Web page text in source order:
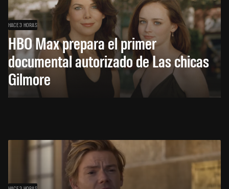
HACE 3 HORAS
HBO Max prepara el primer
documental autorizado de Las chicas
Gilmore